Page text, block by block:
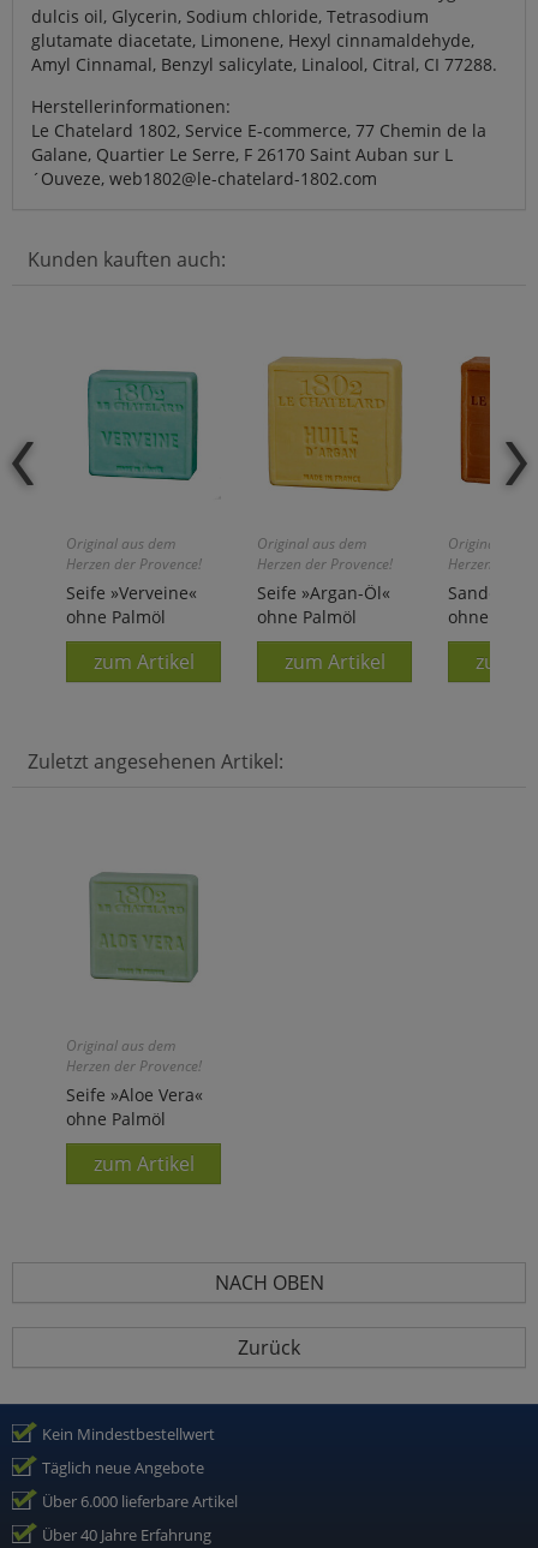
dulcis oil, Glycerin, Sodium chloride, Tetrasodium
glutamate diacetate, Limonene, Hexyl cinnamaldehyde,
Amyl Cinnamal, Benzyl salicylate, Linalool, Citral, CI 77288.
Herstellerinformationen:
Le Chatelard 1802, Service E-commerce, 77 Chemin de la
Galane, Quartier Le Serre, F 26170 Saint Auban sur L
´Ouveze, web1802@le-chatelard-1802.com
Kunden kauften auch:
Original aus dem
Herzen der Provence!
Seife »Verveine«
ohne Palmöl
zum Artikel
Original aus dem
Herzen der Provence!
Seife »Argan-Öl«
ohne Palmöl
zum Artikel
Original aus
Herzen der
ohne
zum
Zuletzt angesehenen Artikel:
Original aus dem
Herzen der Provence!
Seife »Aloe Vera«
ohne Palmöl
zum Artikel
NACH OBEN
Zurück
Kein Mindestbestellwert
Täglich neue Angebote
Über 6.000 lieferbare Artikel
Über 40 Jahre Erfahrung